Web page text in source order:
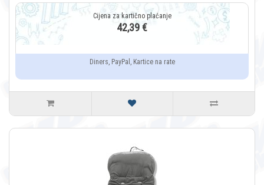
42,39 €
Diners, PayPal, Kartice na rate